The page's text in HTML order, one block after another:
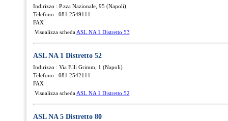
Indirizzo : P.zza Nazionale, 95 (Napoli)
Telefono : 081 2549111
FAX :
Visualizza scheda ASL NA 1 Distretto 53
ASL NA 1 Distretto 52
Indirizzo : Via F.lli Grimm, 1 (Napoli)
Telefono : 081 2542111
FAX :
Visualizza scheda ASL NA 1 Distretto 52
ASL NA 5 Distretto 80